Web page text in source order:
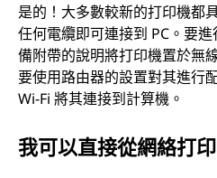
是的！大多數較新的打印機都
任何電纜即可連接到 PC。要
備附帶的說明將打印機置於無
要使用路由器的設置對其進行
Wi-Fi 將其連接到計算機。
我可以直接從網絡打